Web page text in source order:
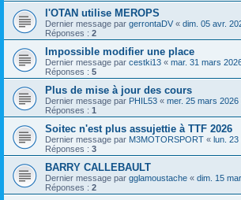
l'OTAN utilise MEROPS
Dernier message par gerrontaDV « dim. 05 avr.
Réponses : 2
Impossible modifier une place
Dernier message par cestki13 « mar. 31 mars
Réponses : 5
Plus de mise à jour des cours
Dernier message par PHIL53 « mer. 25 mars 2026
Réponses : 1
Soitec n'est plus assujettie à TTF 2026
Dernier message par M3MOTORSPORT « lun. 23
Réponses : 3
BARRY CALLEBAULT
Dernier message par gglamoustache « dim. 15
Réponses : 2